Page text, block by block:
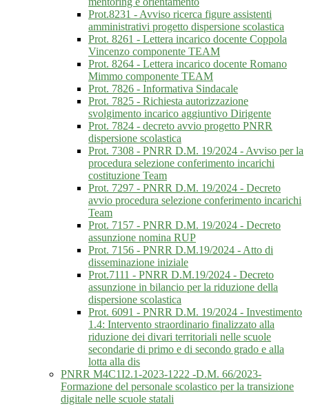
Prot.8231 - Avviso ricerca figure assistenti
amministrativi progetto dispersione scolastica
Prot. 8261 - Lettera incarico docente Coppola
Vincenzo componente TEAM
Prot. 8264 - Lettera incarico docente Romano
Mimmo componente TEAM
Prot. 7826 - Informativa Sindacale
Prot. 7825 - Richiesta autorizzazione
svolgimento incarico aggiuntivo Dirigente
Prot. 7824 - decreto avvio progetto PNRR
dispersione scolastica
Prot. 7308 - PNRR D.M. 19/2024 - Avviso per la
procedura selezione conferimento incarichi
costituzione Team
Prot. 7297 - PNRR D.M. 19/2024 - Decreto
avvio procedura selezione conferimento incarichi
Team
Prot. 7157 - PNRR D.M. 19/2024 - Decreto
assunzione nomina RUP
Prot. 7156 - PNRR D.M.19/2024 - Atto di
disseminazione iniziale
Prot.7111 - PNRR D.M.19/2024 - Decreto
assunzione in bilancio per la riduzione della
dispersione scolastica
Prot. 6091 - PNRR D.M. 19/2024 - Investimento
1.4: Intervento straordinario finalizzato alla
riduzione dei divari territoriali nelle scuole
secondarie di primo e di secondo grado e alla
lotta alla dis
PNRR M4C1I2.1-2023-1222 -D.M. 66/2023-
Formazione del personale scolastico per la transizione
digitale nelle scuole statali